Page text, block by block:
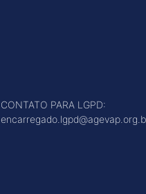
CONTATO PARA LGPD: